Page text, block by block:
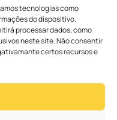
tecnologias como
do dispositivo.
processar dados, como
neste site. Não consentir
certos recursos e
Diocesana
Diocesano
da Educação